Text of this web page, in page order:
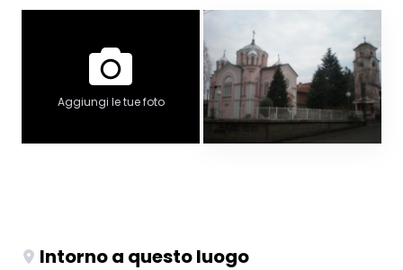
Aggiungi le tue foto
Intorno a questo luogo